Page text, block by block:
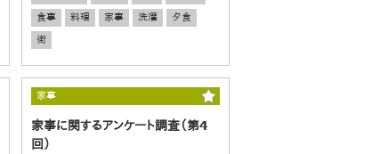
食事
料理 家事 洗濯
夕食
街
家事
家事に関するアンケート調査（第4
回）